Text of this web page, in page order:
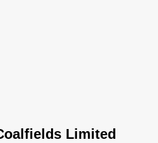
Limited